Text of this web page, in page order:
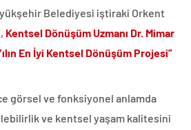
Belediyesi iştiraki Orkent
Kentsel Dönüşüm Uzmanı Dr. Mimar
En İyi Kentsel Dönüşüm Projesi”
görsel ve fonksiyonel anlamda
ve kentsel yaşam kalitesini